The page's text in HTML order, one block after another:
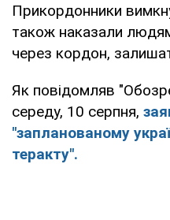
Прикордонники
також наказали
через кордон,
Як повідомляв
середу, 10 серпня,
"запланованому
теракту".